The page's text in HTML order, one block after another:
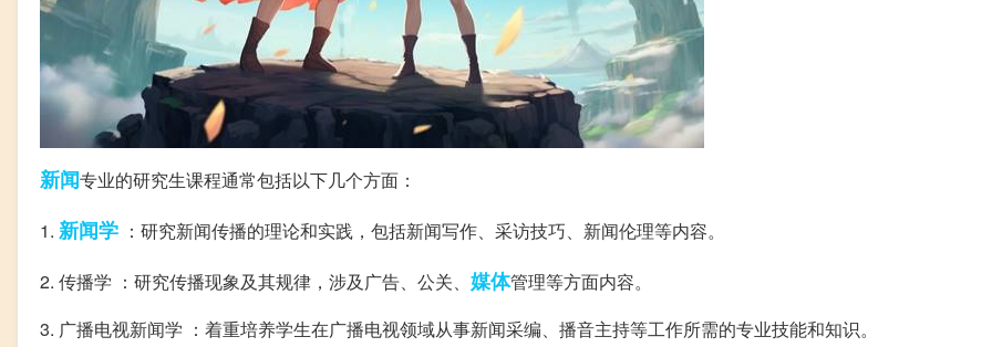
新闻专业的研究生课程通常包括以下几个方面：
1. 新闻学 ：研究新闻传播的理论和实践，包括新闻写作、采访技巧、新闻伦理等内容。
2. 传播学 ：研究传播现象及其规律，涉及广告、公关、 媒体管理等方面内容。
3. 广播电视新闻学 ：着重培养学生在广播电视领域从事新闻采编、播音主持等工作所需的专业技能和知识。